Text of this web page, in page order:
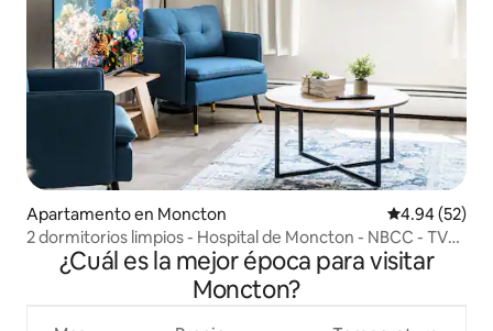
Apartamento en Moncton Calificación
4.94 (52)
2 dormitorios limpios - Hospital de Moncton - NBCC - TV
de 55 pulgadas
¿Cuál es la mejor época para visitar
Moncton?